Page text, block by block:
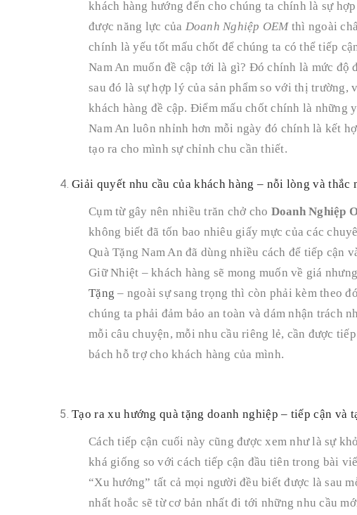
khách hàng hướng đến cho chúng ta chính là sự
được năng lực của Doanh Nghiệp OEMthì ngoài
chính là yếu tốt mấu chốt để chúng ta có thể tiếp
Nam An muốn đề cập tới là gì? Đó chính là mức độ
sau đó là sự hợp lý của sản phẩm so với thị
khách hàng đề cập. Điểm mấu chốt chính là những
Nam An luôn nhỉnh hơn mỗi ngày đó chính là kết
tạo ra cho mình sự chỉnh chu cần thiết.
Giải quyết nhu cầu của khách hàng – nỗi lòng và thắc
Cụm từ gây nên nhiều trăn chở cho Doanh Nghiệp
không biết đã tốn bao nhiêu giấy mực của các
Quà Tặng Nam An đã dùng nhiều cách để tiếp cận
Giữ Nhiệt – khách hàng sẽ mong muốn về giá
Tặng – ngoài sự sang trọng thì còn phải kèm theo
chúng ta phải đảm bảo an toàn và dám nhận trách
mỗi câu chuyện, mỗi nhu cầu riêng lẻ, cần được
bách hỗ trợ cho khách hàng của mình.
Tạo ra xu hướng quà tặng doanh nghiệp – tiếp cận và
Cách tiếp cận cuối này cũng được xem như là sự
khá giống so với cách tiếp cận đầu tiên trong bài
“Xu hướng” tất cả mọi người đều biết được là sau
nhất hoắc sẽ từ cơ bản nhất đi tới những nhu cầu